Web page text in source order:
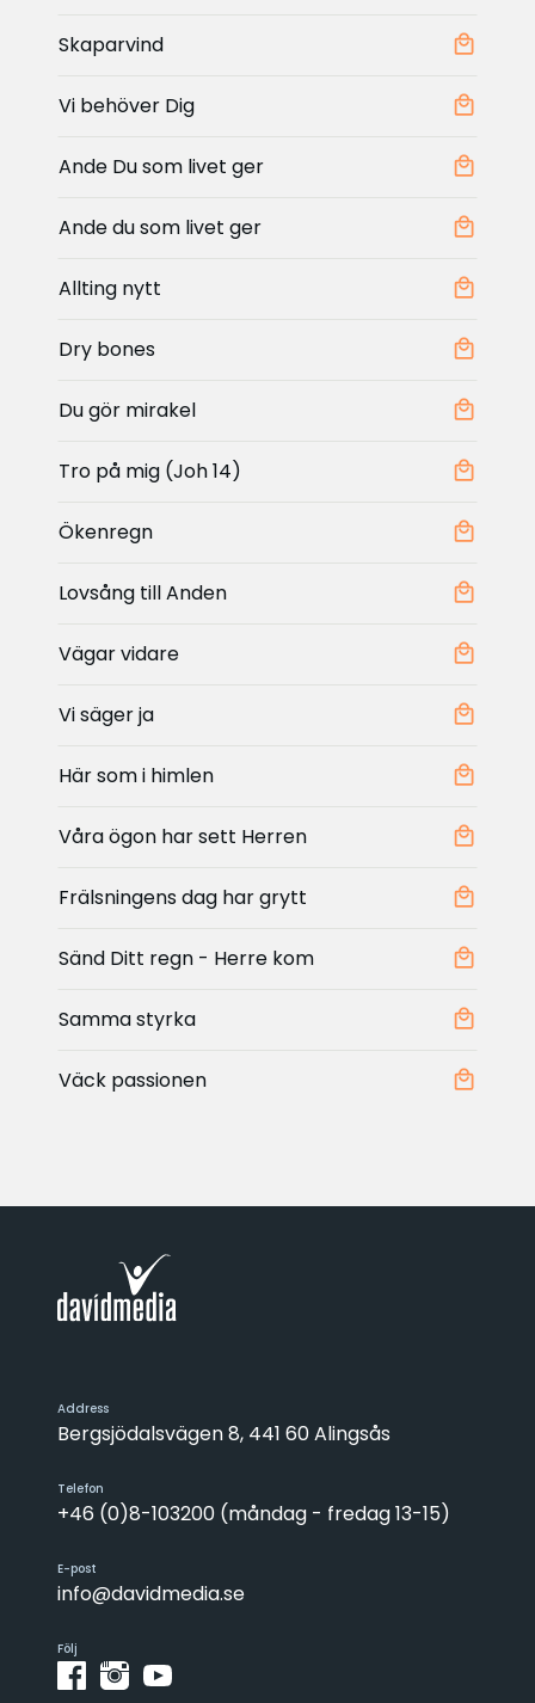
Skaparvind
Vi behöver Dig
Ande Du som livet ger
Ande du som livet ger
Allting nytt
Dry bones
Du gör mirakel
Tro på mig (Joh 14)
Ökenregn
Lovsång till Anden
Vägar vidare
Vi säger ja
Här som i himlen
Våra ögon har sett Herren
Frälsningens dag har grytt
Sänd Ditt regn - Herre kom
Samma styrka
Väck passionen
Address
Bergsjödalsvägen 8, 441 60 Alingsås
Telefon
+46 (0)8-103200 (måndag - fredag 13-15)
E-post
info@davidmedia.se
Följ